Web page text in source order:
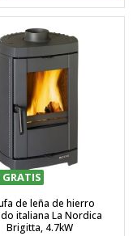
de leña de hierro
italiana La Nordica
Brigitta, 4.7kW